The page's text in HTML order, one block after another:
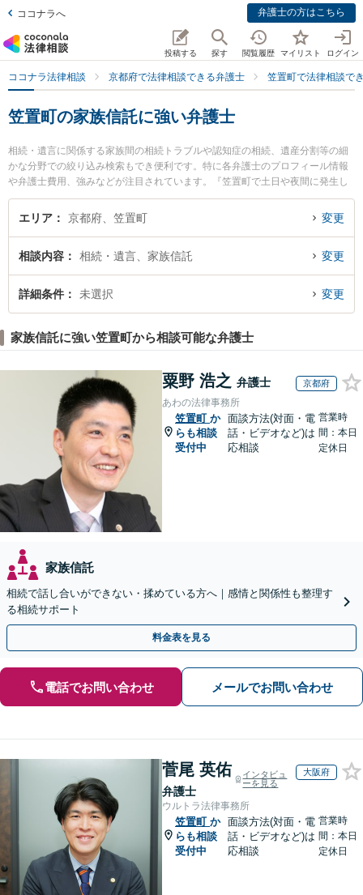
ココナラへ 弁護士の方はこちら
投稿する 探す 閲覧履歴 マイリスト ログイン
ココナラ法律相談 京都府で法律相談できる弁護士 笠置町で法律相談で
笠置町の家族信託に強い弁護士
相続・遺言に関係する家族間の相続トラブルや認知症の相続、遺産分割等の細
かな分野での絞り込み検索もでき便利です。特に各弁護士のプロフィール情報
や弁護士費用、強みなどが注目されています。『笠置町で土日や夜間に発生し
た家族信託のトラブルを今すぐに弁護士に相談したい』『家族信託のトラブル
解決の実績豊富な近くの弁護士を検索したい』『初回相談無料で家族信託を法
エリア 京都府、笠置町 変更
相談内容 相続・遺言、家族信託 変更
詳細条件 未選択 変更
家族信託に強い笠置町から相談可能な弁護士
粟野 浩之 弁護士 京都府
あわの法律事務所
笠置町 か
らも相談
受付中
面談方法(対面・電
話・ビデオなど)は
応相談
営業時
間：本日
定休日
家族信託
相続で話し合いができない・揉めている方へ｜感情と関係性も整理す
る相続サポート
料金表を見る
電話でお問い合わせ メールでお問い合わせ
菅尾 英佑
弁護士
インタビュ
ーを見る
大阪府
ウルトラ法律事務所
笠置町 か
らも相談
受付中
面談方法(対面・電
話・ビデオなど)は
応相談
営業時
間：本日
定休日